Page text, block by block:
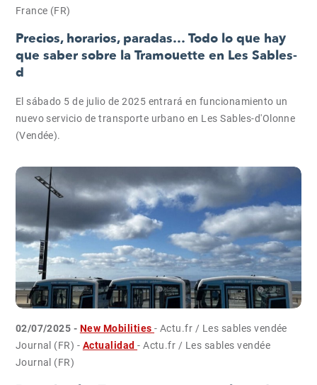
France (FR)
Precios, horarios, paradas… Todo lo que hay
que saber sobre la Tramouette en Les Sables-
d
El sábado 5 de julio de 2025 entrará en funcionamiento un
nuevo servicio de transporte urbano en Les Sables-d'Olonne
(Vendée).
02/07/2025 - New Mobilities- Actu.fr / Les sables vendée
Journal (FR) - Actualidad- Actu.fr / Les sables vendée
Journal (FR)